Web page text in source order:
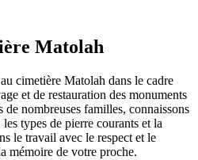
Matolah
cimetière Matolah dans le cadre
et de restauration des monuments
nombreuses familles, connaissons
types de pierre courants et la
le travail avec le respect et le
mémoire de votre proche.